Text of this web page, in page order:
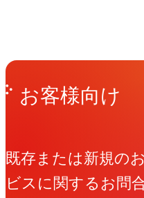
Get in Touch
お客様向け
既存または新規の
ビスに関するお問